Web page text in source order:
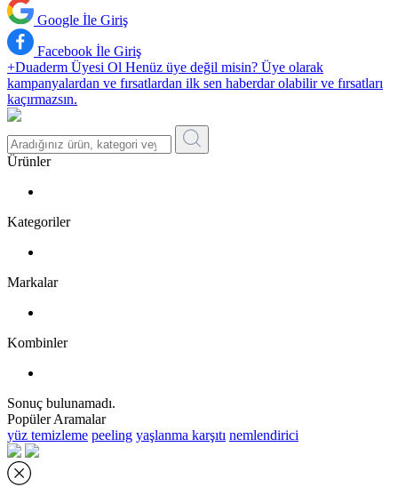
Google İle Giriş
Facebook İle Giriş
+Duaderm Üyesi Ol Henüz üye değil misin? Üye olarak
kampanyalardan ve fırsatlardan ilk sen haberdar olabilir ve fırsatları
kaçırmazsın.
Ürünler
Kategoriler
Markalar
Kombinler
Sonuç bulunamadı.
Popüler Aramalar
yüz temizleme peeling yaşlanma karşıtı nemlendirici